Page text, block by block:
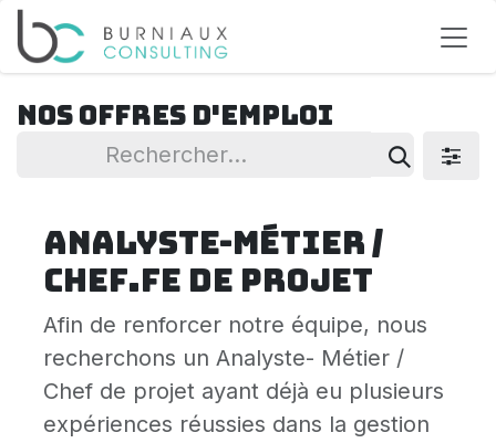
Se rendre au contenu
Nos offres d'emploi
Analyste-Métier /
Chef.fe de projet
Afin de renforcer notre équipe, nous
recherchons un Analyste- Métier /
Chef de projet ayant déjà eu plusieurs
expériences réussies dans la gestion